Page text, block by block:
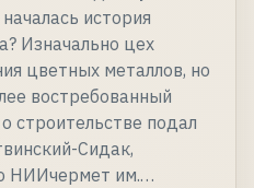
история
Изначально цех
цветных металлов, но
востребованный
строительстве подал
Сидак,
НИИчермет им.…